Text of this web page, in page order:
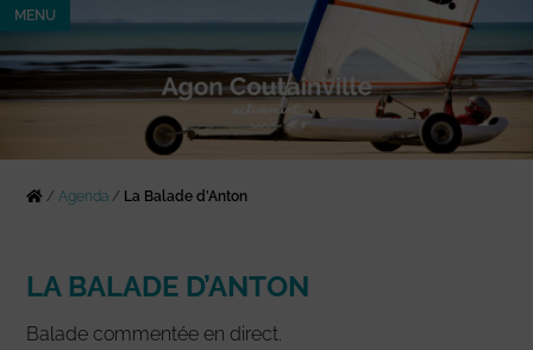
MENU
/Agenda / La Balade d’Anton
LA BALADE D’ANTON
Balade commentée en direct.